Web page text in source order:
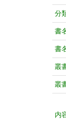
分
書
書
叢
叢
内